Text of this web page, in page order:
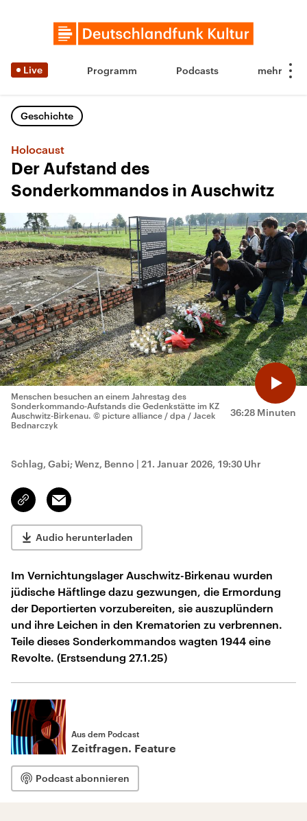
Live Programm Podcasts
Geschichte
Holocaust
Der Aufstand des
Sonderkommandos in Auschwitz
36:28 Minuten
Menschen besuchen an einem Jahrestag des
Sonderkommando-Aufstands die Gedenkstätte im KZ
Auschwitz-Birkenau. © picture alliance / dpa / Jacek
Bednarczyk
Schlag, Gabi; Wenz, Benno | 21. Januar 2026, 19:30 Uhr
Link
kopieren/teilen
Email
Audio herunterladen
Im Vernichtungslager Auschwitz-Birkenau wurden
jüdische Häftlinge dazu gezwungen, die Ermordung
der Deportierten vorzubereiten, sie auszuplündern
und ihre Leichen in den Krematorien zu verbrennen.
Teile dieses Sonderkommandos wagten 1944 eine
Revolte. (Erstsendung 27.1.25)
Aus dem Podcast
Zeitfragen. Feature
Podcast abonnieren